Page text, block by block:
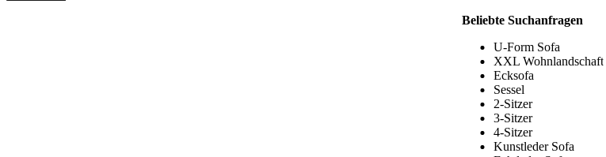
Beliebte Suchanfragen
U-Form Sofa
XXL Wohnlandschaft
Ecksofa
Sessel
2-Sitzer
3-Sitzer
4-Sitzer
Kunstleder Sofa
Suchergebnisse